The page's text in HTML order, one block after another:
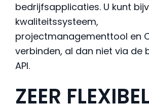
bedrijfsapplicaties. U kunt
kwaliteitssysteem,
projectmanagementtool en
verbinden, al dan niet via de
API.
ZEER